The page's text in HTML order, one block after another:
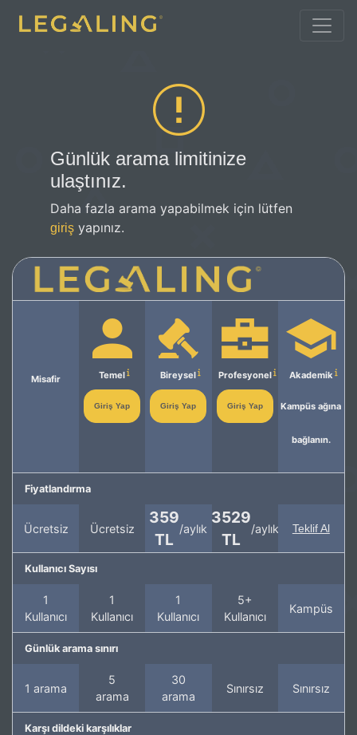
Günlük arama limitinize
ulaştınız.
Daha fazla arama yapabilmek için lütfen
giriş yapınız.
Misafir Temel
Giriş Yap
Bireysel
Giriş Yap
Profesyonel
Giriş Yap
Akademik
Kampüs ağına
bağlanın.
Fiyatlandırma
Ücretsiz Ücretsiz
359
TL
/aylık
3529
TL
/aylık Teklif Al
Kullanıcı Sayısı
1
Kullanıcı
1
Kullanıcı
1
Kullanıcı
5+
Kullanıcı
Kampüs
Günlük arama sınırı
1 arama
5
arama
30
arama
Sınırsız Sınırsız
Karşı dildeki karşılıklar